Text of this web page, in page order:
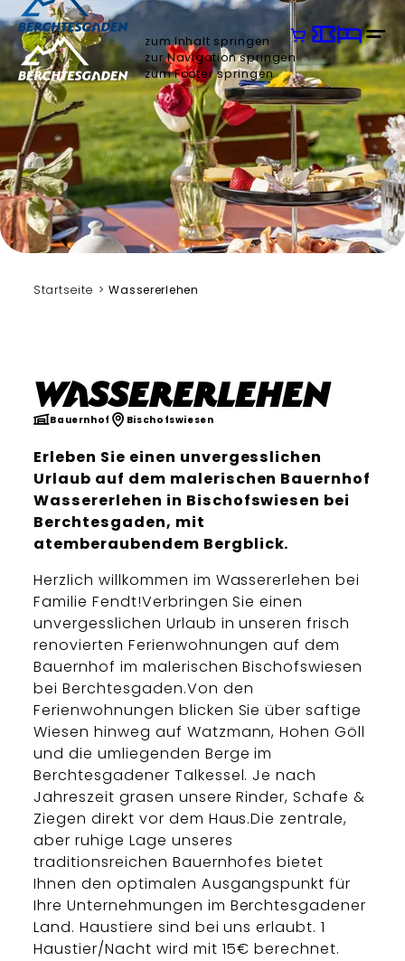
zum Inhalt springen
zur Navigation springen
zum Footer springen
Startseite Wassererlehen
Wassererlehen
Bauernhof Bischofswiesen
Erleben Sie einen unvergesslichen
Urlaub auf dem malerischen Bauernhof
Wassererlehen in Bischofswiesen bei
Berchtesgaden, mit
atemberaubendem Bergblick.
Herzlich willkommen im Wassererlehen bei
Familie Fendt!Verbringen Sie einen
unvergesslichen Urlaub in unseren frisch
renovierten Ferienwohnungen auf dem
Bauernhof im malerischen Bischofswiesen
bei Berchtesgaden.Von den
Ferienwohnungen blicken Sie über saftige
Wiesen hinweg auf Watzmann, Hohen Göll
und die umliegenden Berge im
Berchtesgadener Talkessel. Je nach
Jahreszeit grasen unsere Rinder, Schafe &
Ziegen direkt vor dem Haus.Die zentrale,
aber ruhige Lage unseres
traditionsreichen Bauernhofes bietet
Ihnen den optimalen Ausgangspunkt für
Ihre Unternehmungen im Berchtesgadener
Land. Haustiere sind bei uns erlaubt. 1
Haustier/Nacht wird mit 15€ berechnet.